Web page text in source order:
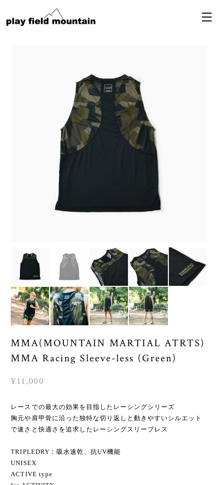
MMA(MOUNTAIN MARTIAL ATRTS)
MMA Racing Sleeve-less (Green)
¥11,000
レースでの最大の効果を目指したレーシングシリーズ
胸元や肩甲骨に沿った独特な切り返しと動きやすいシルエット
で速さと快適さを追求したレーシングスリーブレス
TRIPLEDRY：吸水速乾、抗UV機能
UNISEX
ACTIVE type